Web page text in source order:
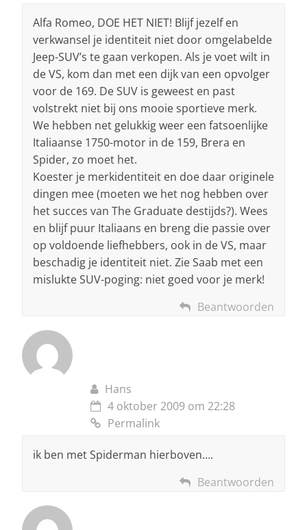
Alfa Romeo, DOE HET NIET! Blijf jezelf en
verkwansel je identiteit niet door omgelabelde
Jeep-SUV’s te gaan verkopen. Als je voet wilt in
de VS, kom dan met een dijk van een opvolger
voor de 169. De SUV is geweest en past
volstrekt niet bij ons mooie sportieve merk.
We hebben net gelukkig weer een fatsoenlijke
Italiaanse 1750-motor in de 159, Brera en
Spider, zo moet het.
Koester je merkidentiteit en doe daar originele
dingen mee (moeten we het nog hebben over
het succes van The Graduate destijds?). Wees
en blijf puur Italiaans en breng die passie over
op voldoende liefhebbers, ook in de VS, maar
beschadig je identiteit niet. Zie Saab met een
mislukte SUV-poging: niet goed voor je merk!
Beantwoorden
Hans
4 oktober 2009 om 22:28
Permalink
ik ben met Spiderman hierboven….
Beantwoorden